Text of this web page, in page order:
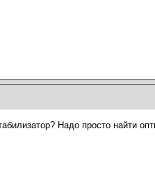
Надо просто найти